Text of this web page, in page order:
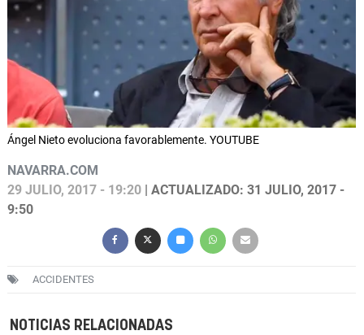
Ángel Nieto evoluciona favorablemente. YOUTUBE
NAVARRA.COM
29 JULIO, 2017 - 19:20 | ACTUALIZADO: 31 JULIO, 2017 -
9:50
ACCIDENTES
NOTICIAS RELACIONADAS